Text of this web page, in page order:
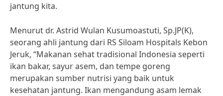
jantung kita.
Menurut dr. Astrid Wulan Kusumoastuti, Sp.JP(K),
seorang ahli jantung dari RS Siloam Hospitals Kebon
Jeruk, “Makanan sehat tradisional Indonesia seperti
ikan bakar, sayur asem, dan tempe goreng
merupakan sumber nutrisi yang baik untuk
kesehatan jantung. Ikan mengandung asam lemak